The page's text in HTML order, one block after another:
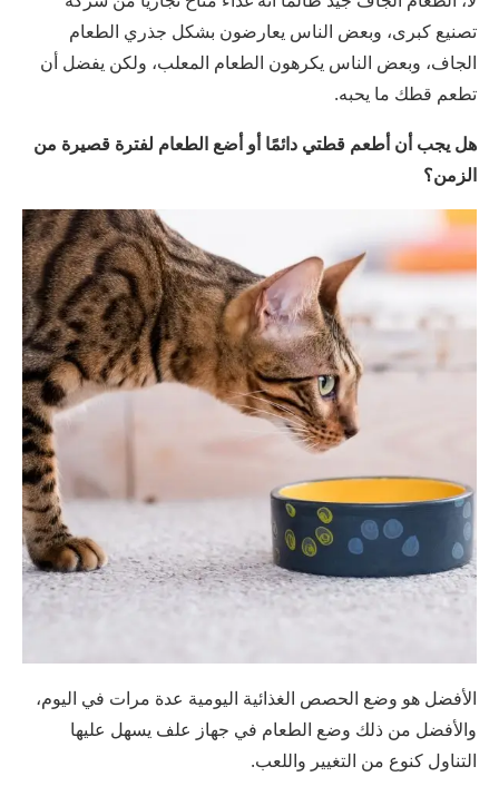
تصنيع كبرى، وبعض الناس يعارضون بشكل جذري الطعام
الجاف، وبعض الناس يكرهون الطعام المعلب، ولكن يفضل أن
تطعم قطك ما يحبه.
هل يجب أن أطعم قطتي دائمًا أو أضع الطعام لفترة قصيرة من
الزمن؟
الأفضل هو وضع الحصص الغذائية اليومية عدة مرات في اليوم،
والأفضل من ذلك وضع الطعام في جهاز علف يسهل عليها
التناول كنوع من التغيير واللعب.